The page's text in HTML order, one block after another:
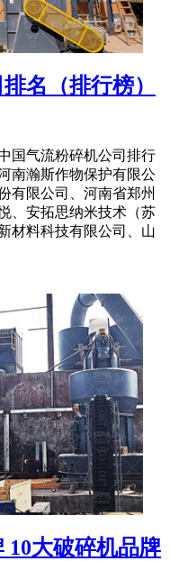
名（排行榜）
国气流粉碎机公司排行
南瀚斯作物保护有限公
有限公司、河南省郑州
、安拓思纳米技术（苏
材料科技有限公司、山
10大破碎机品牌